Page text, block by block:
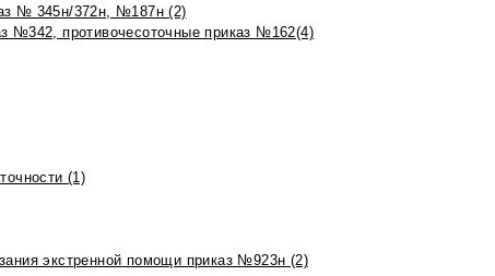
№ 345н/372н, №187н (2)
№342, противочесоточные приказ №162(4)
(1)
экстренной помощи приказ №923н (2)